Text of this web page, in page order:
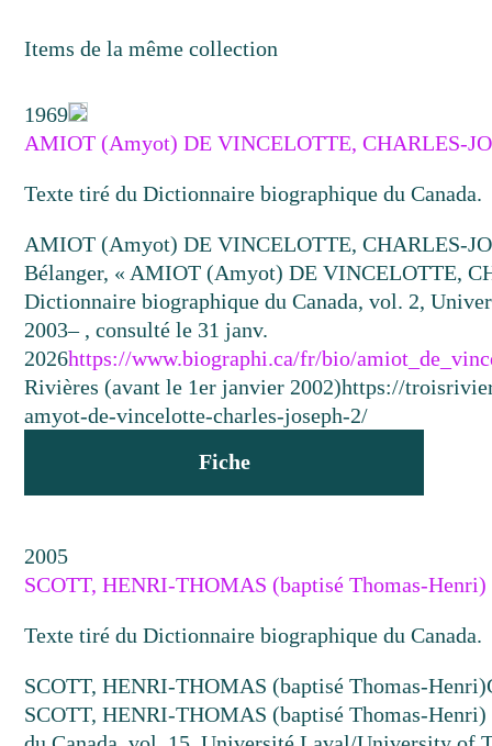
Items de la même collection
1969
AMIOT (Amyot) DE VINCELOTTE, CHARLES-
Texte tiré du Dictionnaire biographique du Canada.
AMIOT (Amyot) DE VINCELOTTE, CHARLES-
Bélanger, « AMIOT (Amyot) DE VINCELOTTE,
Dictionnaire biographique du Canada, vol. 2,
2003– , consulté le 31 janv.
2026https://www.biographi.ca/fr/bio/
Rivières (avant le 1er janvier 2002)https://
amyot-de-vincelotte-charles-joseph-2/
Fiche
2005
SCOTT, HENRI-THOMAS (baptisé Thomas-Henri)
Texte tiré du Dictionnaire biographique du Canada.
SCOTT, HENRI-THOMAS (baptisé Thomas-Henri)
SCOTT, HENRI-THOMAS (baptisé Thomas-